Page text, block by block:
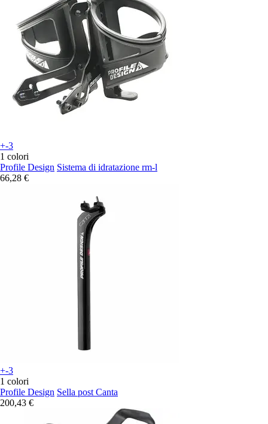
+-3
1 colori
Profile Design Sistema di idratazione rm-l
66,28 €
+-3
1 colori
Profile Design Sella post Canta
200,43 €